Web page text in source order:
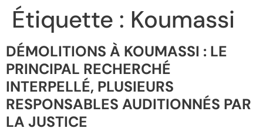
Étiquette : Koumassi
DÉMOLITIONS À KOUMASSI : LE
PRINCIPAL RECHERCHÉ
INTERPELLÉ, PLUSIEURS
RESPONSABLES AUDITIONNÉS PAR
LA JUSTICE